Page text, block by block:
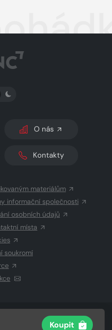
Koupit
PŘEPNOUT SVĚTLÝ/TMAVÝ REŽIM
O nás
Kontakty
materiálům
informační společnosti
osobních údajů
místa
soukromí
CENTER a.s.a dodavatelé